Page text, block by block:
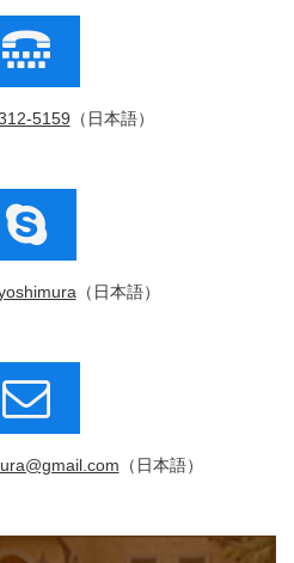
5159 （日本語）
（日本語）
（日本語）